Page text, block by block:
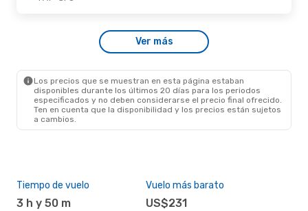
- Sáb., 26 De Sep.
American Airlines
1 EscalaVer más
Los precios que se muestran en esta página estaban
disponibles durante los últimos 20 días para los periodos
especificados y no deben considerarse el precio final ofrecido.
Ten en cuenta que la disponibilidad y los precios están sujetos
a cambios.
Tiempo de vuelo
3 h y 50 m
Vuelo más barato
US$231